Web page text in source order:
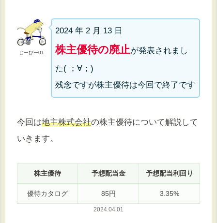
じーぴー01
2024 年 2 月 13 日
株主優待の廃止が発表されまし
た( ；∀；)
残念ですが株主優待は今回で終了です
今回は地主株式会社の株主優待について解説して
いきます。
株主優待 予想配当金 予想配当利回り
優待カタログ 85円 3.35%
2024.04.01